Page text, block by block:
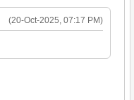
(20-Oct-2025, 07:17 PM)